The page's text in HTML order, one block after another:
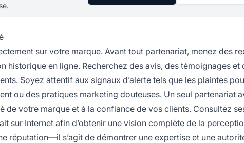
sur votre marque. Avant tout partenariat, menez des
historique en ligne. Recherchez des avis, des témoignages et
Soyez attentif aux signaux d’alerte tels que les plaintes
ou des pratiques marketing douteuses. Un seul partenariat
de votre marque et à la confiance de vos clients. Consultez
sur Internet afin d’obtenir une vision complète de la
réputation—il s’agit de démontrer une expertise et une